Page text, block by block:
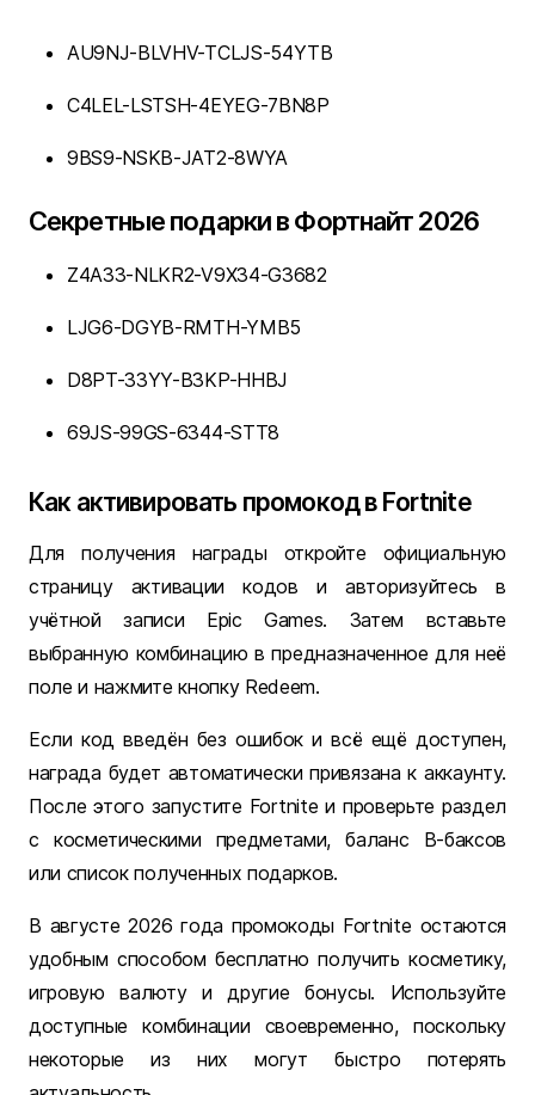
AU9NJ-BLVHV-TCLJS-54YTB
C4LEL-LSTSH-4EYEG-7BN8P
9BS9-NSKB-JAT2-8WYA
Секретные подарки в Фортнайт 2026
Z4A33-NLKR2-V9X34-G3682
LJG6-DGYB-RMTH-YMB5
D8PT-33YY-B3KP-HHBJ
69JS-99GS-6344-STT8
Как активировать промокод в Fortnite
Для получения награды откройте официальную
страницу активации кодов и авторизуйтесь в
учётной записи Epic Games. Затем вставьте
выбранную комбинацию в предназначенное для неё
поле и нажмите кнопку Redeem.
Если код введён без ошибок и всё ещё доступен,
награда будет автоматически привязана к аккаунту.
После этого запустите Fortnite и проверьте раздел
с косметическими предметами, баланс В-баксов
или список полученных подарков.
В августе 2026 года промокоды Fortnite остаются
удобным способом бесплатно получить косметику,
игровую валюту и другие бонусы. Используйте
доступные комбинации своевременно, поскольку
некоторые из них могут быстро потерять